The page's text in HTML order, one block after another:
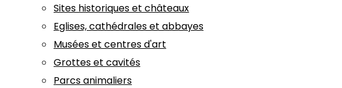
Sites historiques et châteaux
Eglises, cathédrales et abbayes
Musées et centres d'art
Grottes et cavités
Parcs animaliers